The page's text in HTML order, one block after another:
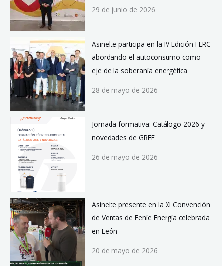
29 de junio de 2026
Asinelte participa en la IV Edición FERC
abordando el autoconsumo como
eje de la soberanía energética
28 de mayo de 2026
Jornada formativa: Catálogo 2026 y
novedades de GREE
26 de mayo de 2026
Asinelte presente en la XI Convención
de Ventas de Feníe Energía celebrada
en León
20 de mayo de 2026